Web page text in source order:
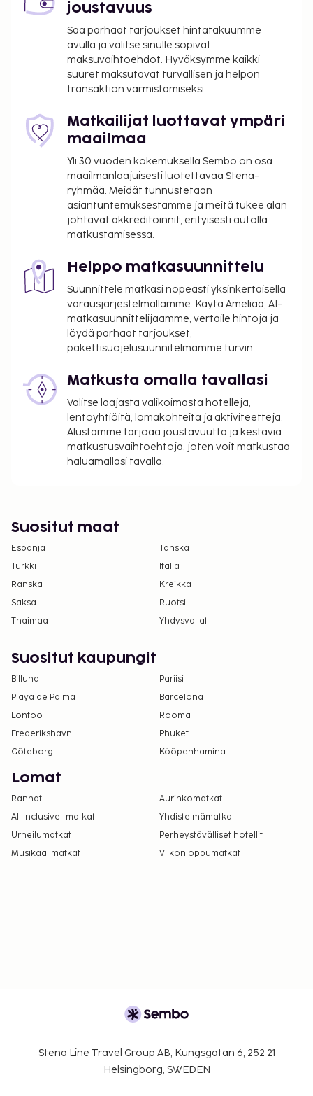
Majoituspaikan ensisijainen lentokenttä on Lyon
(LYS-Saint-Exupery).
Käytössäsi on express-uloskirjautuminen,
kielitaitoinen henkilökunta ja matkatavarasäilytys.
Palveluihin kuuluu maksullinen omatoiminen
terassi. Hotelli järjestää ilmaiset kutsut, joilla voit
tavata muita asiakkaita. Kutsut järjestetään
päivittäin. Maksullinen buffetaamiainen tarjotaan
päivittäin klo 7.00–10.30.
Majoituspaikka veloittaa seuraavat paikan päällä
suoritettavat maksut. Maksuihin saattaa sisältyä
sovellettavat verot:
per yö. Tätä veroa ei peritä alle 18 vuotta
vanhoilta lapsilta.
Tässä on mainittu kaikki majoituspaikan meille
ilmoittamat maksut.
Maksu buffetaamiaisesta: noin 12 EUR aikuisille
Omatoiminen pysäköinti: 13 EUR per päivä
Lemmikit: 6 EUR per lemmikki per yö
Avustajaeläimistä ei veloiteta lisämaksuja
Siivousmaksu: 10 EUR per päivä
Yllä oleva luettelo ei ehkä kata kaikkea. Maksut ja
Kansallisten määräysten vuoksi käteismaksut
tässä majoituspaikassa. Saat lisätietoja asiasta
ottamalla yhteyttä majoituspaikkaan
varausvahvistuksessa olevien tietojen avulla.
Enintään 3 korkeintaan 12 vuotta vanhaa lasta
voi majoittua ilmaiseksi, kun he käyttävät
sänkyjä.
Pysäköintialueella on korkeusrajoituksia.
joustavuus
Saa parhaat tarjoukset hintatakuumme
avulla ja valitse sinulle sopivat
maksuvaihtoehdot. Hyväksymme kaikki
suuret maksutavat turvallisen ja helpon
transaktion varmistamiseksi.
Matkailijat luottavat ympäri
maailmaa
Yli 30 vuoden kokemuksella Sembo on osa
maailmanlaajuisesti luotettavaa Stena-
ryhmää. Meidät tunnustetaan
asiantuntemuksestamme ja meitä tukee alan
johtavat akkreditoinnit, erityisesti autolla
matkustamisessa.
Helppo matkasuunnittelu
Suunnittele matkasi nopeasti yksinkertaisella
varausjärjestelmällämme. Käytä Ameliaa, AI-
matkasuunnittelijaamme, vertaile hintoja ja
löydä parhaat tarjoukset,
pakettisuojelusuunnitelmamme turvin.
Matkusta omalla tavallasi
Valitse laajasta valikoimasta hotelleja,
lentoyhtiöitä, lomakohteita ja aktiviteetteja.
Alustamme tarjoaa joustavuutta ja kestäviä
matkustusvaihtoehtoja, joten voit matkustaa
haluamallasi tavalla.
Suositut maat
Espanja
Tanska
Turkki
Italia
Ranska
Kreikka
Saksa
Ruotsi
Thaimaa
Yhdysvallat
Suositut kaupungit
Billund
Pariisi
Playa de Palma
Barcelona
Lontoo
Rooma
Frederikshavn
Phuket
Göteborg
Kööpenhamina
Lomat
Rannat
Aurinkomatkat
All Inclusive -matkat
Yhdistelmämatkat
Urheilumatkat
Perheystävälliset hotellit
Musikaalimatkat
Viikonloppumatkat
Stena Line Travel Group AB, Kungsgatan 6, 252 21
Helsingborg, SWEDEN